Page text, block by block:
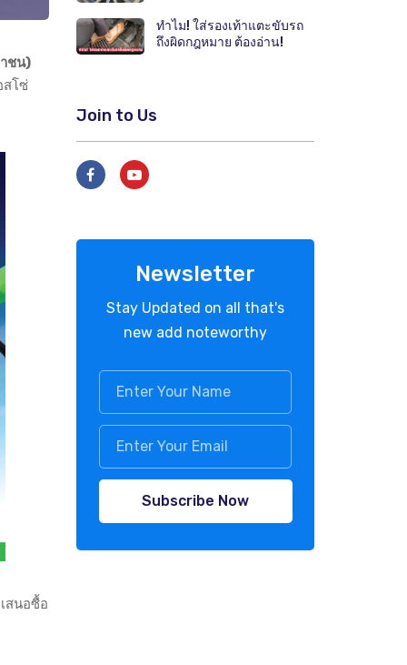
ชน)
สโซ่
สนอซื้อ
ทำไม! ใส่รองเท้าแตะขับรถ
ถึงผิดกฎหมาย ต้องอ่าน!
Join to Us
Newsletter
Stay Updated on all that's
new add noteworthy
Subscribe Now